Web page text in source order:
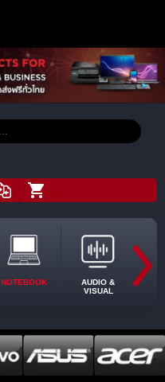
NOTEBOOK
AUDIO &
VISUAL